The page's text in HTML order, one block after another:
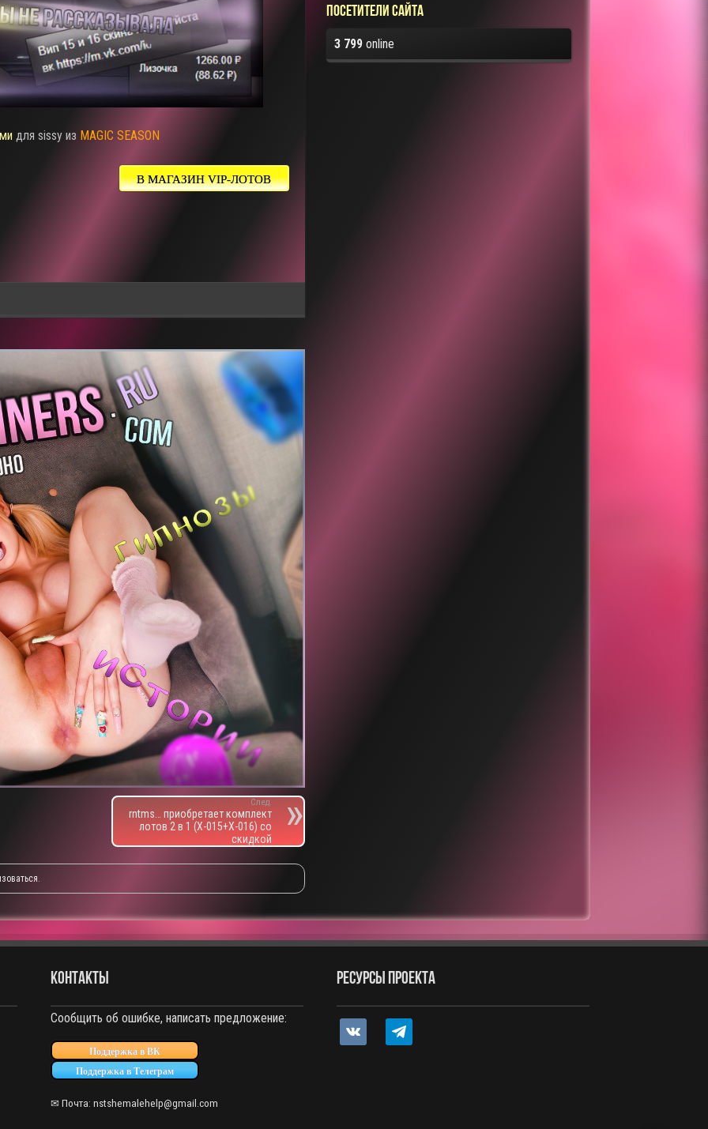
для sissy из MAGIC SEASON
В МАГАЗИН VIP-ЛОТОВ
След.
rntms… приобретает комплект
лотов 2 в 1 (X-015+X-016) со
скидкой
Посетители сайта
3 799online
КОНТАКТЫ
Сообщить об ошибке, написать предложение:
Поддержка в ВК
Поддержка в Телеграм
✉ Почта: nstshemalehelp@gmail.com
РЕСУРСЫ ПРОЕКТА
vkontakte telegram